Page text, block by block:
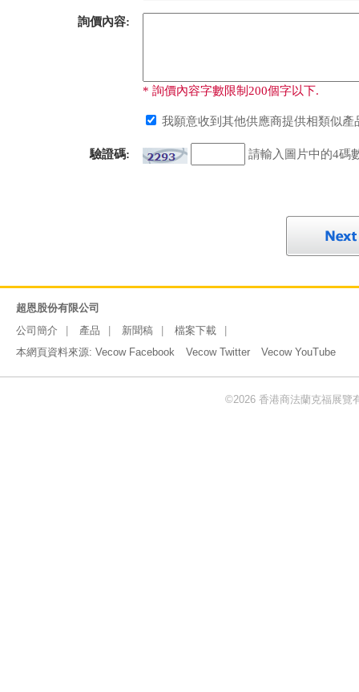
詢價內容:
* 詢價內容字數限制200個字以下.
我願意收到其他供應商提供相類似產
驗證碼: 請輸入圖片中的4碼
超恩股份有限公司
公司簡介
產品 新聞稿
檔案下載
本網頁資料來源: Vecow Facebook Vecow Twitter Vecow YouTube
©2026 香港商法蘭克福展覽